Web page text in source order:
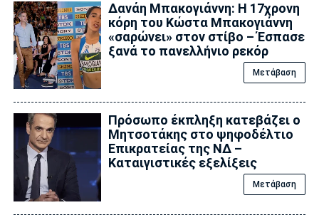
Δανάη Μπακογιάννη: Η 17χρονη
κόρη του Κώστα Μπακογιάννη
«σαρώνει» στον στίβο – Έσπασε
ξανά το πανελλήνιο ρεκόρ
Μετάβαση
Πρόσωπο έκπληξη κατεβάζει ο
Μητσοτάκης στο ψηφοδέλτιο
Επικρατείας της ΝΔ –
Καταιγιστικές εξελίξεις
Μετάβαση